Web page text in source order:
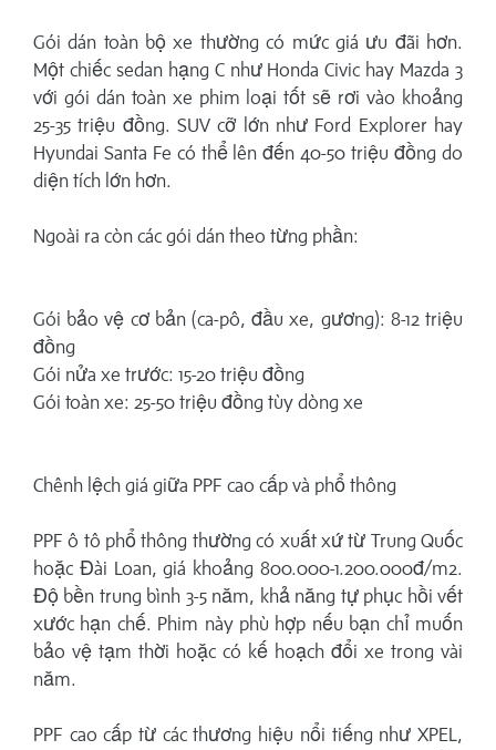
Gói dán toàn bộ xe thường có mức giá ưu đãi hơn.
Một chiếc sedan hạng C như Honda Civic hay Mazda 3
với gói dán toàn xe phim loại tốt sẽ rơi vào khoảng
25-35 triệu đồng. SUV cỡ lớn như Ford Explorer hay
Hyundai Santa Fe có thể lên đến 40-50 triệu đồng do
diện tích lớn hơn.
Ngoài ra còn các gói dán theo từng phần:
Gói bảo vệ cơ bản (ca-pô, đầu xe, gương): 8-12 triệu
đồng
Gói nửa xe trước: 15-20 triệu đồng
Gói toàn xe: 25-50 triệu đồng tùy dòng xe
Chênh lệch giá giữa PPF cao cấp và phổ thông
PPF ô tô phổ thông thường có xuất xứ từ Trung Quốc
hoặc Đài Loan, giá khoảng 800.000-1.200.000đ/m2.
Độ bền trung bình 3-5 năm, khả năng tự phục hồi vết
xước hạn chế. Phim này phù hợp nếu bạn chỉ muốn
bảo vệ tạm thời hoặc có kế hoạch đổi xe trong vài
năm.
PPF cao cấp từ các thương hiệu nổi tiếng như XPEL,